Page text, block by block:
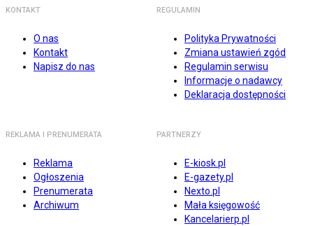
KONTAKT
O nas
Kontakt
Napisz do nas
REGULAMIN
Polityka Prywatności
Zmiana ustawień zgód
Regulamin serwisu
Informacje o nadawcy
Deklaracja dostępności
REKLAMA I PRENUMERATA
Reklama
Ogłoszenia
Prenumerata
Archiwum
PARTNERZY
E-kiosk.pl
E-gazety.pl
Nexto.pl
Mała księgowość
Kancelarierp.pl